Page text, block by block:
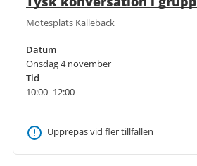
Mötesplats Kallebäck
Datum
Onsdag 4 november
Tid
10:00–12:00
Upprepas vid fler tillfällen